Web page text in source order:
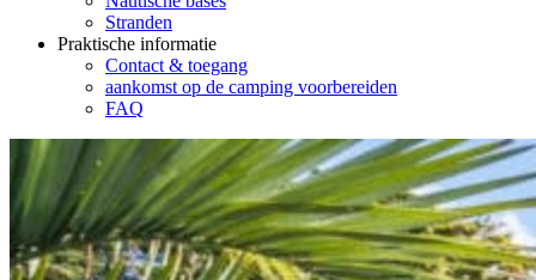
Stranden
Praktische informatie
Contact & toegang
aankomst op de camping voorbereiden
FAQ